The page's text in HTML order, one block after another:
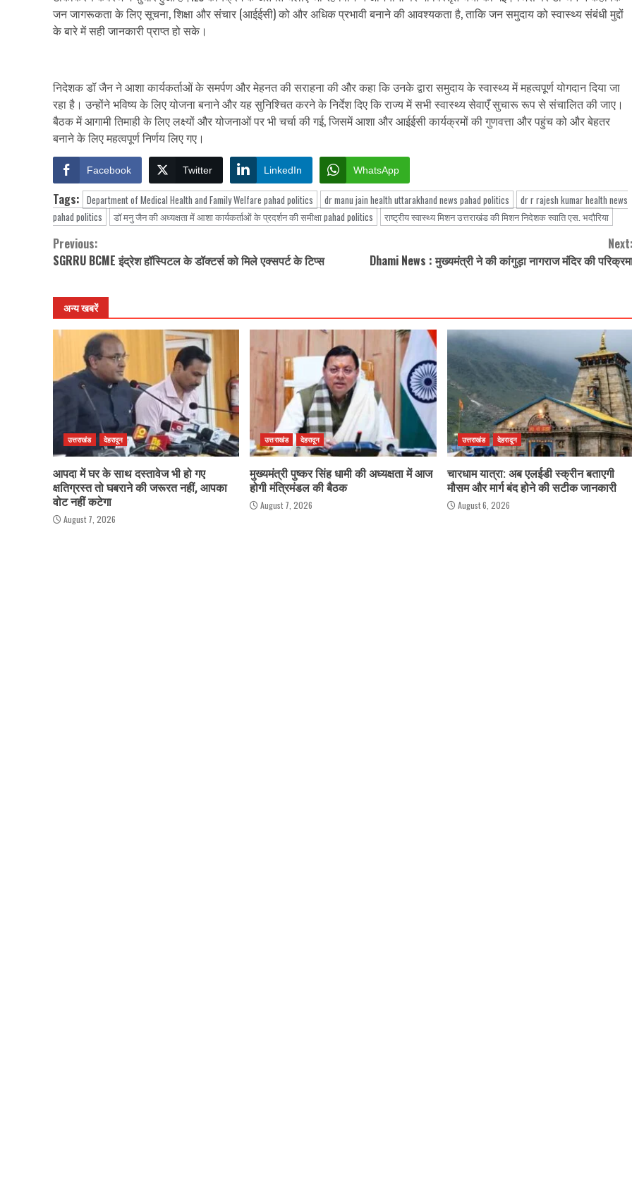
जन जागरूकता के लिए सूचना, शिक्षा और संचार (आईईसी) को और अधिक प्रभावी बनाने की आवश्यकता है, ताकि जन समुदाय को स्वास्थ्य संबंधी मुद्दों
के बारे में सही जानकारी प्राप्त हो सके।
निदेशक डॉ जैन ने आशा कार्यकर्ताओं के समर्पण और मेहनत की सराहना की और कहा कि उनके द्वारा समुदाय के स्वास्थ्य में महत्वपूर्ण योगदान दिया जा
रहा है। उन्होंने भविष्य के लिए योजना बनाने और यह सुनिश्चित करने के निर्देश दिए कि राज्य में सभी स्वास्थ्य सेवाएँ सुचारू रूप से संचालित की जाए।
बैठक में आगामी तिमाही के लिए लक्ष्यों और योजनाओं पर भी चर्चा की गई, जिसमें आशा और आईईसी कार्यक्रमों की गुणवत्ता और पहुंच को और बेहतर
बनाने के लिए महत्वपूर्ण निर्णय लिए गए।
Facebook Twitter LinkedIn WhatsApp
Tags: Department of Medical Health and Family Welfare pahad politics dr manu jain health uttarakhand news pahad politics
dr r rajesh kumar health news
pahad politics
डॉ मनु जैन की अध्यक्षता में आशा कार्यकर्ताओं के प्रदर्शन की समीक्षा pahad politics राष्ट्रीय स्वास्थ्य मिशन उत्तराखंड की मिशन निदेशक स्वाति एस. भदौरिया
Continue
Reading
Previous:
SGRRU BCME इंद्रेश हॉस्पिटल के डॉक्टर्स को मिले एक्सपर्ट के टिप्स
Dhami News : मुख्यमंत्री ने की कांगुड़ा नागराज मंदिर की
अन्य खबरें
उत्तराखंड देहरादून
आपदा में घर के साथ दस्तावेज भी हो गए
क्षतिग्रस्त तो घबराने की जरूरत नहीं, आपका
वोट नहीं कटेगा
August 7, 2026
उत्तराखंड देहरादून
मुख्यमंत्री पुष्कर सिंह धामी की अध्यक्षता में आज
होगी मंत्रिमंडल की बैठक
August 7, 2026
उत्तराखंड देहरादून
चारधाम यात्रा: अब एलईडी स्क्रीन बताएगी
मौसम और मार्ग बंद होने की सटीक जानकारी
August 6, 2026